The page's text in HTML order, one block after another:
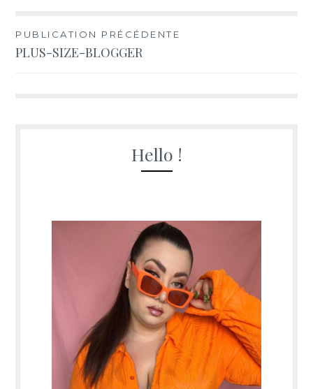
Navigation
de
PUBLICATION PRÉCÉDENTE
PLUS-SIZE-BLOGGER
Hello !